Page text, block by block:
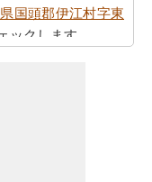
国頭郡伊江村字東
ックします。